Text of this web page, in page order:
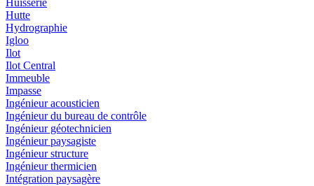
Huisserie
Hutte
Hydrographie
Igloo
Ilot
Ilot Central
Immeuble
Impasse
Ingénieur acousticien
Ingénieur du bureau de contrôle
Ingénieur géotechnicien
Ingénieur paysagiste
Ingénieur structure
Ingénieur thermicien
Intégration paysagère